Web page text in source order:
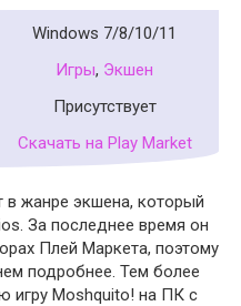
Windows 7/8/10/11
Игры, Экшен
Присутствует
Скачать на Play Market
в жанре экшена, который
За последнее время он
Плей Маркета, поэтому
подробнее. Тем более
игру Moshquito! на ПК с